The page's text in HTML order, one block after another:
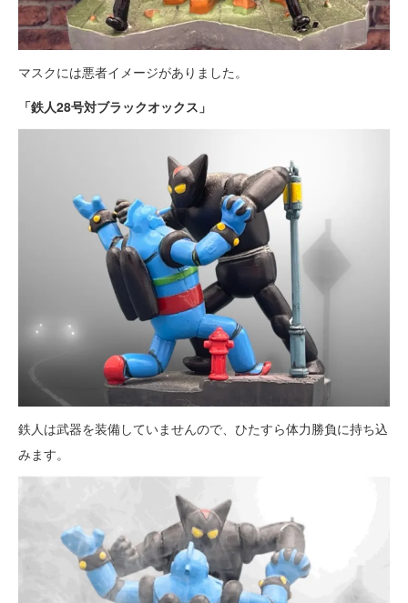
マスクには悪者イメージがありました。
「鉄人28号対ブラックオックス」
鉄人は武器を装備していませんので、ひたすら体力勝負に持ち込
みます。